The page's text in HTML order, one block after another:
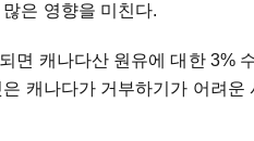
은 영향을 미친다.
면 캐나다산 원유에 대한 3%
캐나다가 거부하기가 어려운